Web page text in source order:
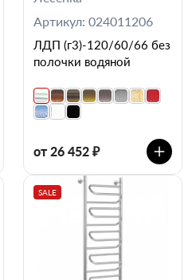
Артикул: 024011206
ЛДП (г3)-120/60/66 без
полочки водяной
от 26 452 ₽
SALE